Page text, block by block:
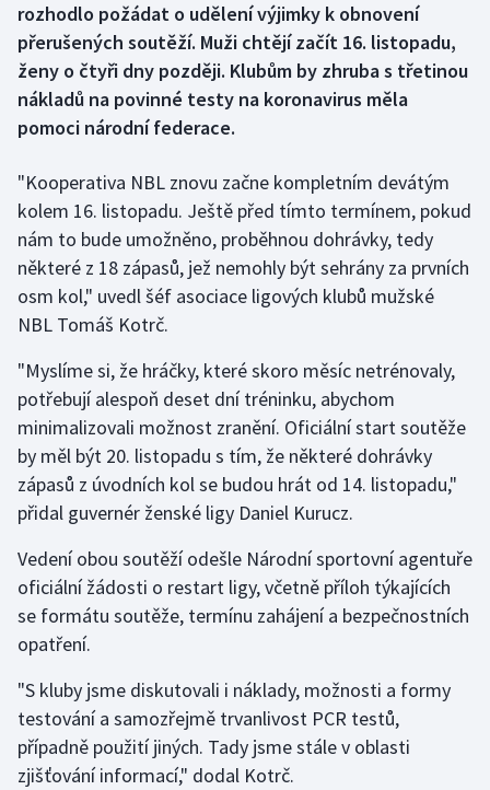
Box
Curling
Dostihy
Golf
Gymnastika
Házená
Jezdectví
Judo
Lezení
Lyže a snowboard
Moderní pětiboj
Motorsport
rozhodlo požádat o udělení výjimky k obnovení
přerušených soutěží. Muži chtějí začít 16. listopadu,
ženy o čtyři dny později. Klubům by zhruba s třetinou
nákladů na povinné testy na koronavirus měla
pomoci národní federace.
"Kooperativa NBL znovu začne kompletním devátým
kolem 16. listopadu. Ještě před tímto termínem, pokud
nám to bude umožněno, proběhnou dohrávky, tedy
některé z 18 zápasů, jež nemohly být sehrány za prvních
osm kol," uvedl šéf asociace ligových klubů mužské
NBL Tomáš Kotrč.
"Myslíme si, že hráčky, které skoro měsíc netrénovaly,
potřebují alespoň deset dní tréninku, abychom
minimalizovali možnost zranění. Oficiální start soutěže
by měl být 20. listopadu s tím, že některé dohrávky
zápasů z úvodních kol se budou hrát od 14. listopadu,"
přidal guvernér ženské ligy Daniel Kurucz.
Vedení obou soutěží odešle Národní sportovní agentuře
oficiální žádosti o restart ligy, včetně příloh týkajících
se formátu soutěže, termínu zahájení a bezpečnostních
opatření.
"S kluby jsme diskutovali i náklady, možnosti a formy
testování a samozřejmě trvanlivost PCR testů,
případně použití jiných. Tady jsme stále v oblasti
zjišťování informací," dodal Kotrč.